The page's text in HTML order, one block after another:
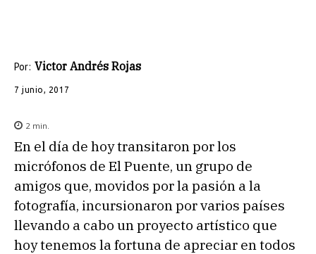
Por: Victor Andrés Rojas
7 junio, 2017
2 min.
En el día de hoy transitaron por los
micrófonos de El Puente, un grupo de
amigos que, movidos por la pasión a la
fotografía, incursionaron por varios países
llevando a cabo un proyecto artístico que
hoy tenemos la fortuna de apreciar en todos